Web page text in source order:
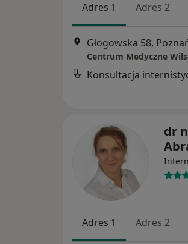
Adres 1 Adres 2
Głogowska 58,
Centrum Medyczne
Konsultacja
dr
Adres 1 Adres 2